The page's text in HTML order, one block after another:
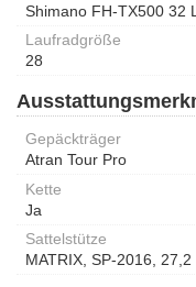
Shimano FH-TX500 32
Laufradgröße
28
Gepäckträger
Atran Tour Pro
Kette
Ja
Sattelstütze
MATRIX, SP-2016,